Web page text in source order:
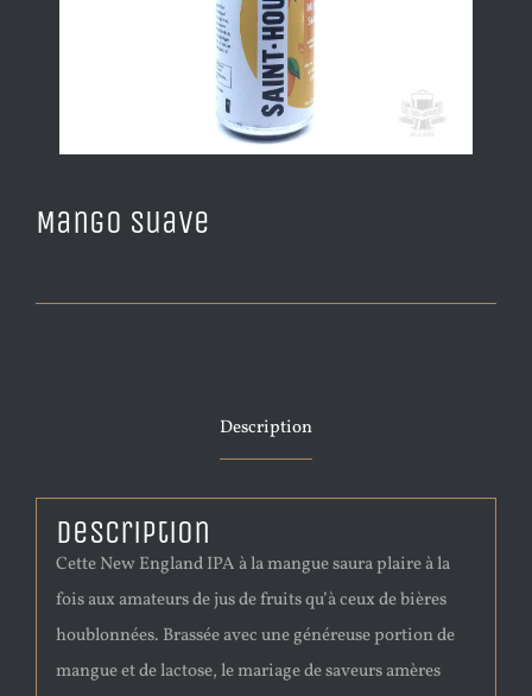
Mango Suave
Description
Description
Cette New England IPA à la mangue saura plaire à la
fois aux amateurs de jus de fruits qu’à ceux de bières
houblonnées. Brassée avec une généreuse portion de
mangue et de lactose, le mariage de saveurs amères